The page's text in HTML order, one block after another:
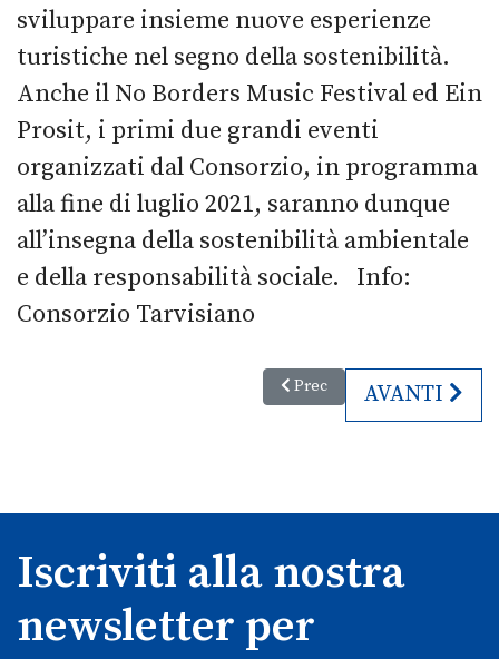
sviluppare insieme nuove esperienze
turistiche nel segno della sostenibilità.
Anche il No Borders Music Festival ed Ein
Prosit, i primi due grandi eventi
organizzati dal Consorzio, in programma
alla fine di luglio 2021, saranno dunque
all’insegna della sostenibilità ambientale
e della responsabilità sociale. Info:
Consorzio Tarvisiano
Articolo precedente: Tornano
Prec ARTICOLO
AVANTI
Iscriviti alla nostra
newsletter per